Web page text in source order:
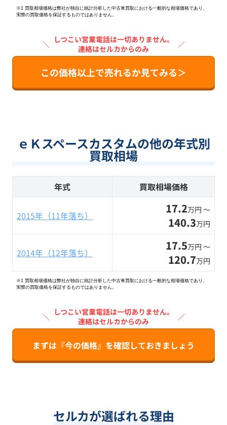
※1 買取相場価格は弊社が独自に統計分析した中古車買取における一般的な相場価格であり、
実際の買取価格を保証するものではありません。
＼ しつこい営業電話は一切ありません。
連絡はセルカからのみ
／
この価格以上で売れるか見てみる＞
ｅＫスペースカスタムの他の年式別
買取相場
年式 買取相場価格
2015年（11年落ち） 17.2万円 〜
140.3万円
2014年（12年落ち） 17.5万円 〜
120.7万円
※1 買取相場価格は弊社が独自に統計分析した中古車買取における一般的な相場価格であり、
実際の買取価格を保証するものではありません。
＼ しつこい営業電話は一切ありません。
連絡はセルカからのみ
／
まずは『今の価格』を確認しておきましょう
セルカが選ばれる理由